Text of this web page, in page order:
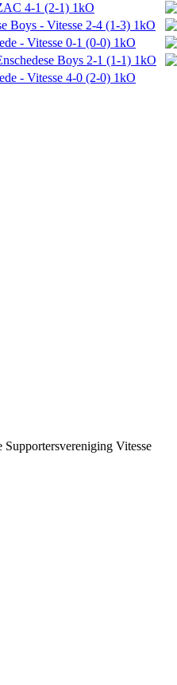
4-1 (2-1) 1kO
Boys - Vitesse 2-4 (1-3) 1kO
- Vitesse 0-1 (0-0) 1kO
Boys 2-1 (1-1) 1kO
- Vitesse 4-0 (2-0) 1kO
Vitesse